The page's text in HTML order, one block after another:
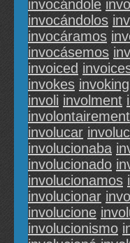
invocándole
invocándolos
invocáramos
invocásemos
invoiced
invokes invoking
involi involment
involontairement
involucar
involucionaba
involucionado
involucionamos
involucionar
involucione
involucionismo